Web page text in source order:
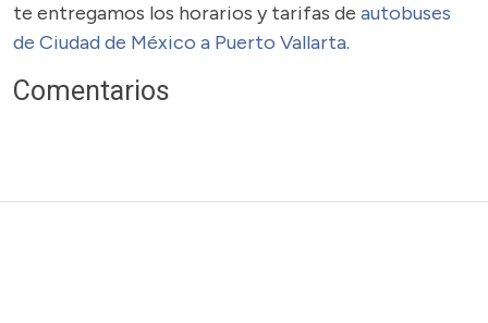
te entregamos los horarios y tarifas de autobuses
de Ciudad de México a Puerto Vallarta.
Comentarios